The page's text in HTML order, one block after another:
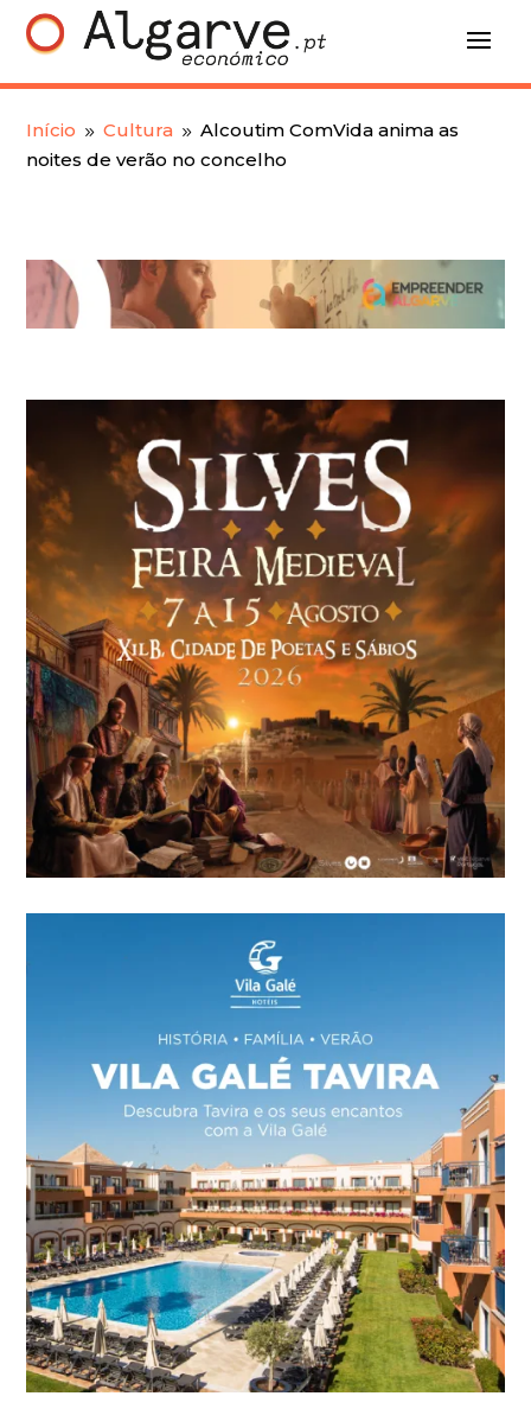
Início 9 Cultura 9 Alcoutim ComVida anima as
noites de verão no concelho